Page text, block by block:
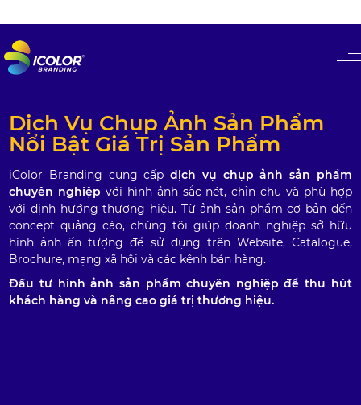
Dịch Vụ Chụp Ảnh Sản Phẩm
Nổi Bật Giá Trị Sản Phẩm
iColor Branding cung cấpdịch vụ chụp ảnh sản phẩm
chuyên nghiệp với hình ảnh sắc nét, chỉn chu và phù hợp
với định hướng thương hiệu. Từ ảnh sản phẩm cơ bản đến
concept quảng cáo, chúng tôi giúp doanh nghiệp sở hữu
hình ảnh ấn tượng để sử dụng trên Website, Catalogue,
Brochure, mạng xã hội và các kênh bán hàng.
Đầu tư hình ảnh sản phẩm chuyên nghiệp để thu hút
khách hàng và nâng cao giá trị thương hiệu.